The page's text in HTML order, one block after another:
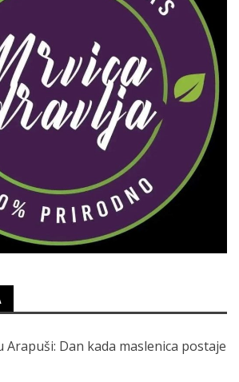
Arapuši: Dan kada maslenica postaje